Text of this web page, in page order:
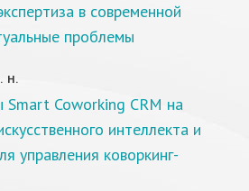
в современной
проблемы
Н.
Smart Coworking CRM на
интеллекта и
управления коворкинг-